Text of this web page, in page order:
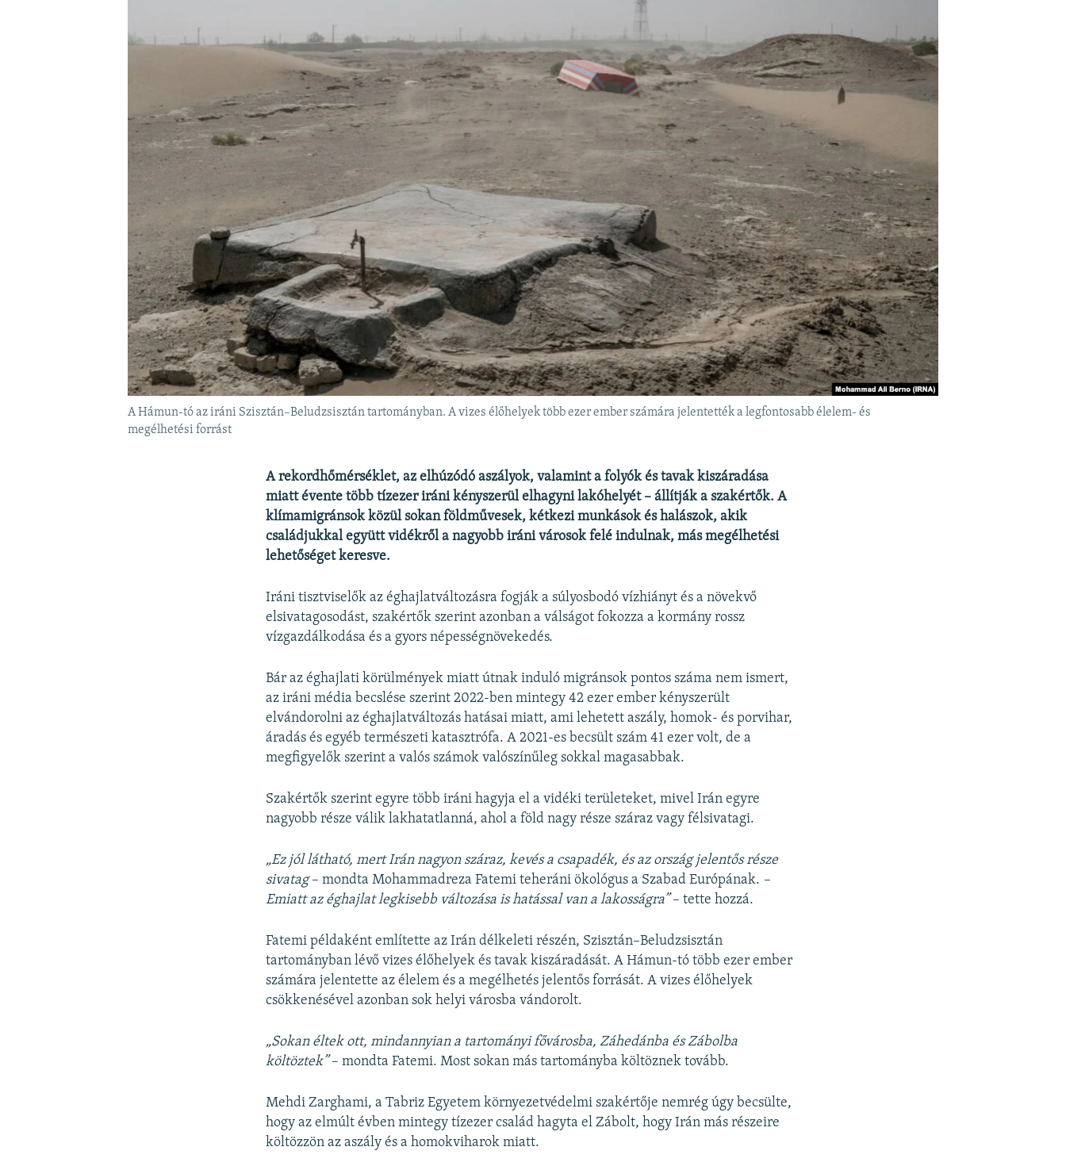
A Hámun-tó az iráni Szisztán–Beludzsisztán tartományban. A vizes élőhelyek több ezer ember számára jelentették a legfontosabb élelem- és
megélhetési forrást
A rekordhőmérséklet, az elhúzódó aszályok, valamint a folyók és tavak kiszáradása
miatt évente több tízezer iráni kényszerül elhagyni lakóhelyét – állítják a szakértők. A
klímamigránsok közül sokan földművesek, kétkezi munkások és halászok, akik
családjukkal együtt vidékről a nagyobb iráni városok felé indulnak, más megélhetési
lehetőséget keresve.
Iráni tisztviselők az éghajlatváltozásra fogják a súlyosbodó vízhiányt és a növekvő
elsivatagosodást, szakértők szerint azonban a válságot fokozza a kormány rossz
vízgazdálkodása és a gyors népességnövekedés.
Bár az éghajlati körülmények miatt útnak induló migránsok pontos száma nem ismert,
az iráni média becslése szerint 2022-ben mintegy 42 ezer ember kényszerült
elvándorolni az éghajlatváltozás hatásai miatt, ami lehetett aszály, homok- és porvihar,
áradás és egyéb természeti katasztrófa. A 2021-es becsült szám 41 ezer volt, de a
megfigyelők szerint a valós számok valószínűleg sokkal magasabbak.
Szakértők szerint egyre több iráni hagyja el a vidéki területeket, mivel Irán egyre
nagyobb része válik lakhatatlanná, ahol a föld nagy része száraz vagy félsivatagi.
„Ez jól látható, mert Irán nagyon száraz, kevés a csapadék, és az ország jelentős része
sivatag– mondta Mohammadreza Fatemi teheráni ökológus a Szabad Európának. –
Emiatt az éghajlat legkisebb változása is hatással van a lakosságra”– tette hozzá.
Fatemi példaként említette az Irán délkeleti részén, Szisztán–Beludzsisztán
tartományban lévő vizes élőhelyek és tavak kiszáradását. A Hámun-tó több ezer ember
számára jelentette az élelem és a megélhetés jelentős forrását. A vizes élőhelyek
csökkenésével azonban sok helyi városba vándorolt.
„Sokan éltek ott, mindannyian a tartományi fővárosba, Záhedánba és Zábolba
költöztek”– mondta Fatemi. Most sokan más tartományba költöznek tovább.
Mehdi Zarghami, a Tabriz Egyetem környezetvédelmi szakértője nemrég úgy becsülte,
hogy az elmúlt évben mintegy tízezer család hagyta el Zábolt, hogy Irán más részeire
költözzön az aszály és a homokviharok miatt.